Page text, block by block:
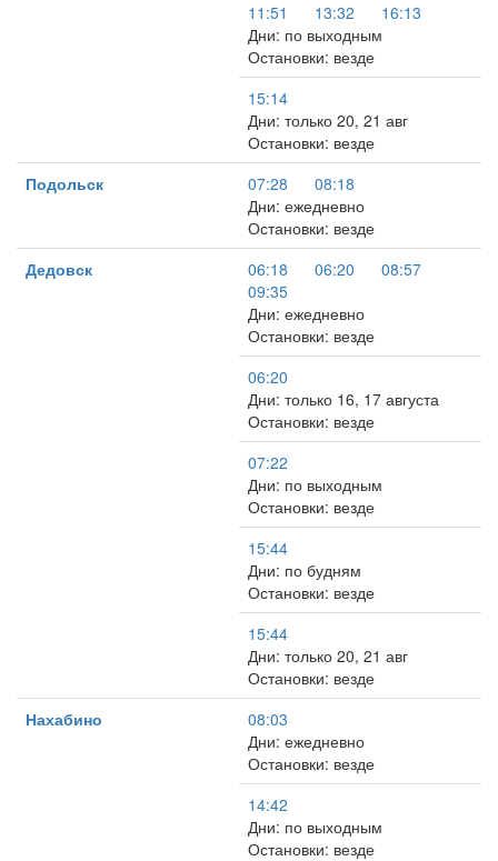
11:51
13:32
16:13
Дни: по выходным
Остановки: везде
15:14
Дни: только 20, 21 авг
Остановки: везде
Подольск
07:28
08:18
Дни: ежедневно
Остановки: везде
Дедовск
06:18 06:20
08:57
09:35
Дни: ежедневно
Остановки: везде
06:20
Дни: только 16, 17 августа
Остановки: везде
07:22
Дни: по выходным
Остановки: везде
15:44
Дни: по будням
Остановки: везде
15:44
Дни: только 20, 21 авг
Остановки: везде
Нахабино
08:03
Дни: ежедневно
Остановки: везде
14:42
Дни: по выходным
Остановки: везде